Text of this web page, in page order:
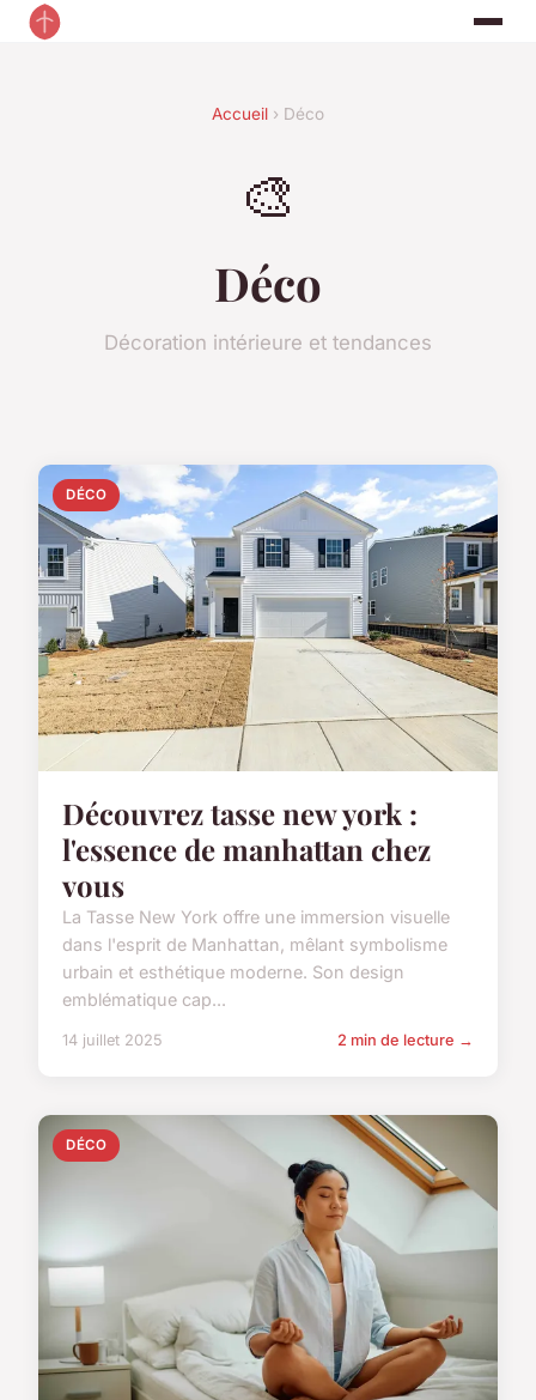
Accueil › Déco
🎨
Déco
Décoration intérieure et tendances
DÉCO
Découvrez tasse new york :
l'essence de manhattan chez
vous
La Tasse New York offre une immersion visuelle
dans l'esprit de Manhattan, mêlant symbolisme
urbain et esthétique moderne. Son design
emblématique cap...
14 juillet 2025 2 min de lecture →
DÉCO